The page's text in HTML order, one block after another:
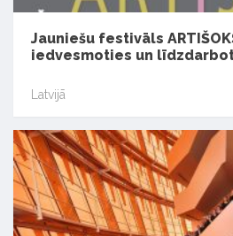
Jauniešu festivāls
iedvesmoties un
Latvijā